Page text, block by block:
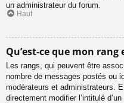
un administrateur du forum.
Haut
Qu’est-ce que mon
Les rangs, qui peuvent être
nombre de messages postés ou
modérateurs et administrateurs.
directement modifier l’intitulé